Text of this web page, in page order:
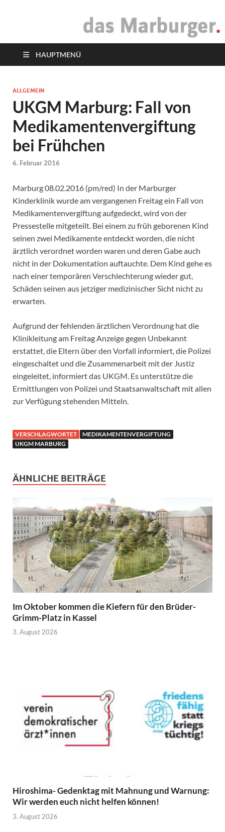
das Marburger.
HAUPTMENÜ
ALLGEMEIN
UKGM Marburg: Fall von
Medikamentenvergiftung
bei Frühchen
6. Februar 2016
Marburg 08.02.2016 (pm/red) In der Marburger
Kinderklinik wurde am vergangenen Freitag ein Fall von
Medikamentenvergiftung aufgedeckt, wird von der
Pressestelle mitgeteilt. Bei einem zu früh geborenen Kind
seinen zwei Medikamente entdeckt worden, die nicht
ärztlich verordnet worden waren und deren Gabe auch
nicht in der Dokumentation auftauchte. Dem Kind gehe es
nach einer temporären Verschlechterung wieder gut,
Schäden seinen aus jetziger medizinischer Sicht nicht zu
erwarten.
Aufgrund der fehlenden ärztlichen Verordnung hat die
Klinikleitung am Freitag Anzeige gegen Unbekannt
erstattet, die Eltern über den Vorfall informiert, die Polizei
eingeschaltet und die Zusammenarbeit mit der Justiz
eingeleitet, informiert das UKGM. Es unterstütze die
Ermittlungen von Polizei und Staatsanwaltschaft mit allen
zur Verfügung stehenden Mitteln.
VERSCHLAGWORTET
MEDIKAMENTENVERGIFTUNG
UKGM MARBURG
ÄHNLICHE BEITRÄGE
Im Oktober kommen die Kiefern für den Brüder-
Grimm-Platz in Kassel
3. August 2026
Hiroshima- Gedenktag mit Mahnung und Warnung:
Wir werden euch nicht helfen können!
3. August 2026